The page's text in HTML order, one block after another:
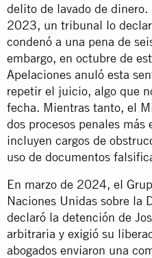
delito de lavado de
2023, un tribunal lo
condenó a una pena de
embargo, en octubre de
Apelaciones anuló esta
repetir el juicio, algo que
fecha. Mientras tanto, el
dos procesos penales más
incluyen cargos de
uso de documentos
En marzo de 2024, el
Naciones Unidas sobre la
declaró la detención de
arbitraria y exigió su
abogados enviaron una